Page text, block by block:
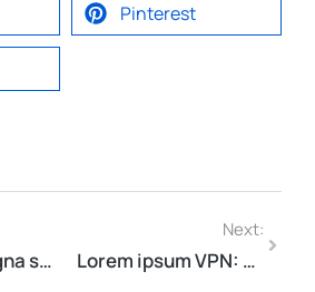
Pinterest
New era of magna sapien ristique senectus dolor
Next:
Lorem ipsum VPN: dolor nulla & amet glavrida morbi